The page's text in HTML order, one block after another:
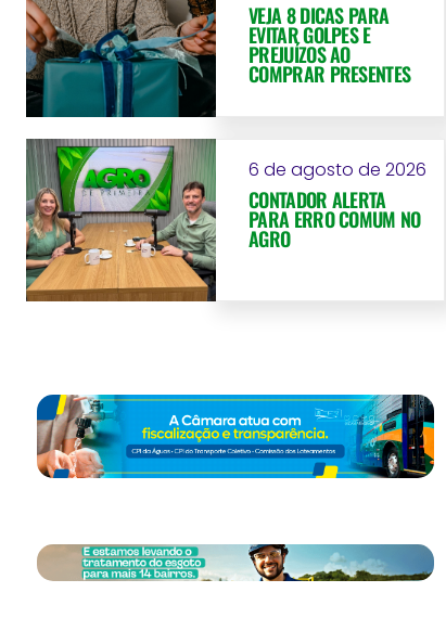
VEJA 8 DICAS PARA
EVITAR GOLPES E
PREJUÍZOS AO
COMPRAR PRESENTES
6 de agosto de 2026
CONTADOR ALERTA
PARA ERRO COMUM NO
AGRO